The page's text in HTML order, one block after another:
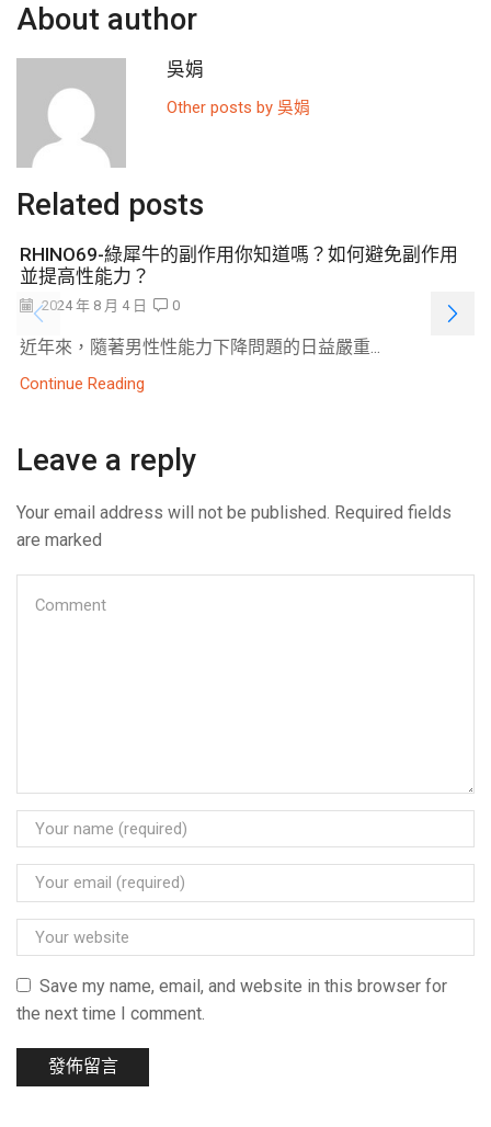
About author
吳娟
Other posts by 吳娟
Related posts
RHINO69-綠犀牛的副作用你知道嗎？如何避免副作用
並提高性能力？
2024 年 8 月 4 日 0
近年來，隨著男性性能力下降問題的日益嚴重...
Continue Reading
Leave a reply
Your email address will not be published. Required fields
are marked
Save my name, email, and website in this browser for
the next time I comment.